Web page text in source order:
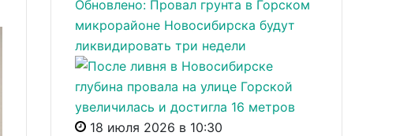
Обновлено: Провал грунта в Горском
микрорайоне Новосибирска будут
ликвидировать три недели
18 июля 2026 в 10:30